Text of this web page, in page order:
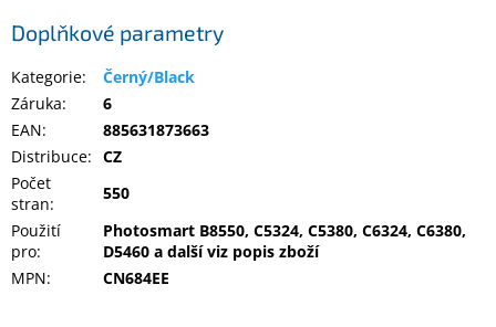
Přihlášení
Doplňkové parametry
Kategorie:
Černý/Black
Záruka:
6
EAN:
885631873663
Distribuce: CZ
Počet
stran:
550
Použití
pro:
Photosmart B8550, C5324, C5380, C6324, C6380,
D5460 a další viz popis zboží
MPN: CN684EE